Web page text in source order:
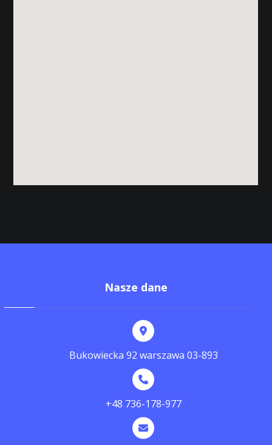
Nasze dane
Bukowiecka 92 warszawa 03-893
+48 736-178-977